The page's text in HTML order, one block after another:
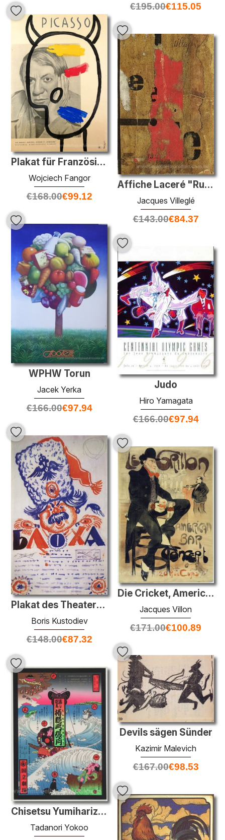
€195.00€115.05
Plakat für Französisch-Film "Le Mystère Picasso '
Wojciech Fangor
€168.00€99.12
Affiche Laceré "Rue de la Douane"
Jacques Villeglé
€143.00€84.37
WPHW Torun
Jacek Yerka
€166.00€97.94
Judo
Hiro Yamagata
€166.00€97.94
Plakat des Theaterstücks "Flea"
Boris Kustodiev
€148.00€87.32
Die Cricket, American Bar (Le Grillon, American Bar)
Jacques Villon
€171.00€100.89
Devils sägen Sünder
Kazimir Malevich
€167.00€98.53
Chisetsu Yumiharizuki
Tadanori Yokoo